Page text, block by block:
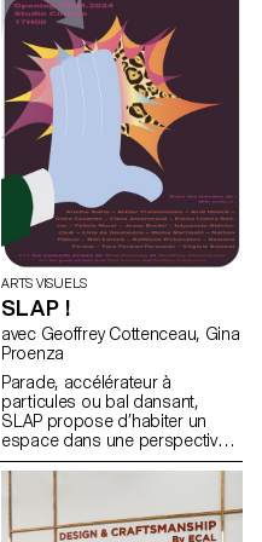
s'appuyant sur le manifeste de
FREITAG, ils ont développé de
nouveaux produits partagés
axés sur le principe de «
access over ownership ».
ARTS VISUELS
SLAP !
avec Geoffrey Cottenceau, Gina
Proenza
Parade, accélérateur à
particules ou bal dansant,
SLAP propose d’habiter un
espace dans une perspective
gravitationnelle. Les oeuvres,
qui se positionnent à la
frontière entre deux et trois
dimensions, sont soumises
aux lois centrifuges et se